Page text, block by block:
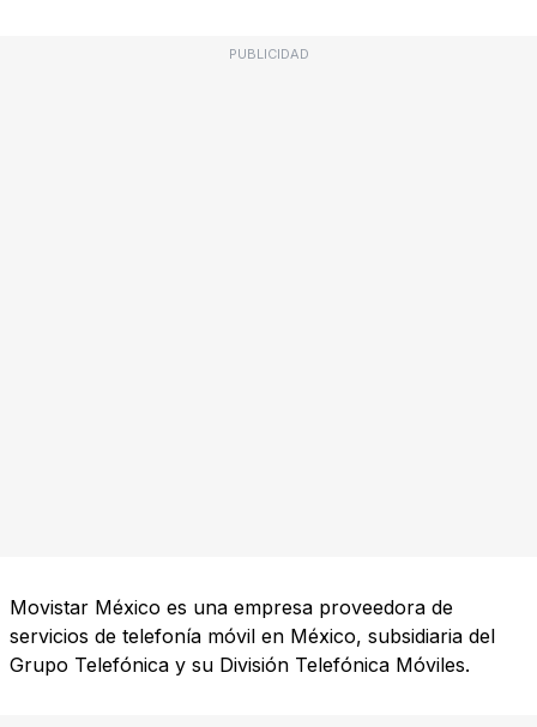
PUBLICIDAD
Movistar México es una empresa proveedora de
servicios de telefonía móvil en México, subsidiaria del
Grupo Telefónica y su División Telefónica Móviles.